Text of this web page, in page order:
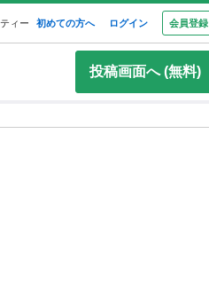
ィー 初めての方へ ログイン 会員登録
投稿画面へ (無料)